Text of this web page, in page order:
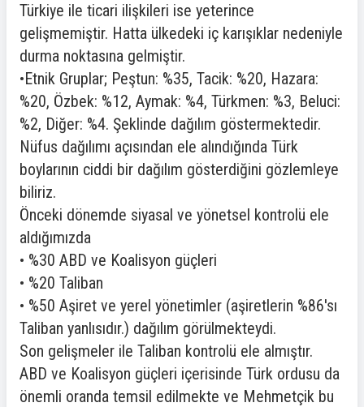
Türkiye ile ticari ilişkileri ise yeterince
gelişmemiştir. Hatta ülkedeki iç karışıklar nedeniyle
durma noktasına gelmiştir.
•Etnik Gruplar; Peştun: %35, Tacik: %20, Hazara:
%20, Özbek: %12, Aymak: %4, Türkmen: %3, Beluci:
%2, Diğer: %4. Şeklinde dağılım göstermektedir.
Nüfus dağılımı açısından ele alındığında Türk
boylarının ciddi bir dağılım gösterdiğini gözlemleye
biliriz.
Önceki dönemde siyasal ve yönetsel kontrolü ele
aldığımızda
• %30 ABD ve Koalisyon güçleri
• %20 Taliban
• %50 Aşiret ve yerel yönetimler (aşiretlerin %86'sı
Taliban yanlısıdır.) dağılım görülmekteydi.
Son gelişmeler ile Taliban kontrolü ele almıştır.
ABD ve Koalisyon güçleri içerisinde Türk ordusu da
önemli oranda temsil edilmekte ve Mehmetçik bu